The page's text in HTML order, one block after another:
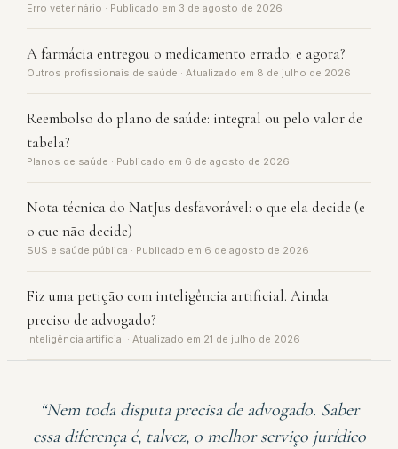
Erro veterinário · Publicado em 3 de agosto de 2026
A farmácia entregou o medicamento errado: e agora?
Outros profissionais de saúde · Atualizado em 8 de julho de 2026
Reembolso do plano de saúde: integral ou pelo valor de
tabela?
Planos de saúde · Publicado em 6 de agosto de 2026
Nota técnica do NatJus desfavorável: o que ela decide (e
o que não decide)
SUS e saúde pública · Publicado em 6 de agosto de 2026
Fiz uma petição com inteligência artificial. Ainda
preciso de advogado?
Inteligência artificial · Atualizado em 21 de julho de 2026
“Nem toda disputa precisa de advogado. Saber
essa diferença é, talvez, o melhor serviço jurídico